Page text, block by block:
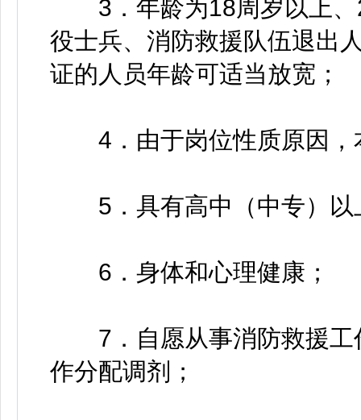
3．年龄为18周岁以上、
役士兵、消防救援队伍退出
证的人员年龄可适当放宽；
4．由于岗位性质原因，
5．具有高中（中专）以
6．身体和心理健康；
7．自愿从事消防救援工
作分配调剂；